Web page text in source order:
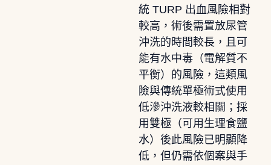
統 TURP 出血風險相對
較高，術後需置放尿管
沖洗的時間較長，且可
能有水中毒（電解質不
平衡）的風險，這類風
險與傳統單極術式使用
低滲沖洗液較相關；採
用雙極（可用生理食鹽
水）後此風險已明顯降
低，但仍需依個案與手